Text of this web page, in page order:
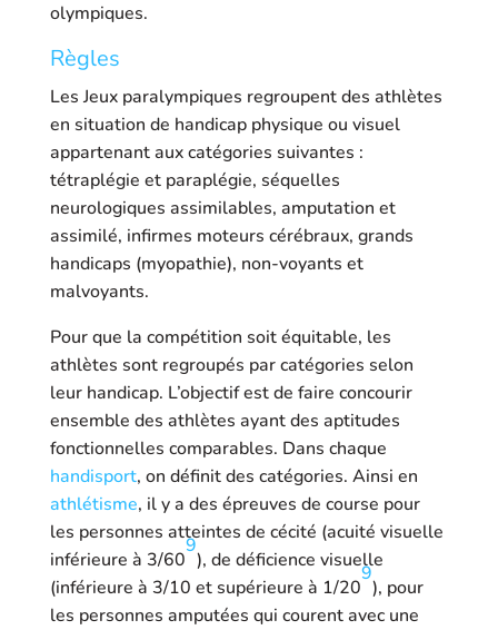
olympiques.
Règles
Les Jeux paralympiques regroupent des athlètes
en situation de handicap physique ou visuel
appartenant aux catégories suivantes :
tétraplégie et paraplégie, séquelles
neurologiques assimilables, amputation et
assimilé, infirmes moteurs cérébraux, grands
handicaps (myopathie), non-voyants et
malvoyants.
Pour que la compétition soit équitable, les
athlètes sont regroupés par catégories selon
leur handicap. L’objectif est de faire concourir
ensemble des athlètes ayant des aptitudes
fonctionnelles comparables. Dans chaque
handisport, on définit des catégories. Ainsi en
athlétisme, il y a des épreuves de course pour
les personnes atteintes de cécité (acuité visuelle
inférieure à 3/60
9
), de déficience visuelle
(inférieure à 3/10 et supérieure à 1/20
9
), pour
les personnes amputées qui courent avec une